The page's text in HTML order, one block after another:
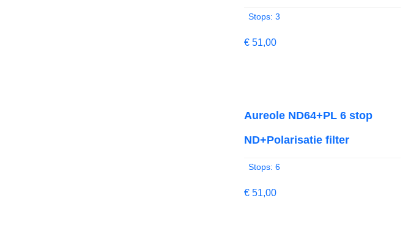
Stops: 3
€ 51,00
Aureole ND64+PL 6 stop
ND+Polarisatie filter
Stops: 6
€ 51,00